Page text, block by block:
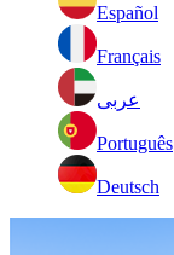
Español
Français
عربى
Português
Deutsch